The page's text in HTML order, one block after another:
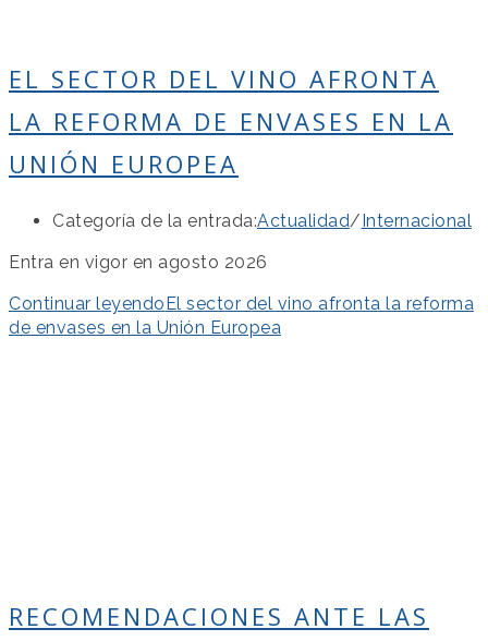
EL SECTOR DEL VINO AFRONTA
LA REFORMA DE ENVASES EN LA
UNIÓN EUROPEA
Categoría de la entrada:Actualidad/ Internacional
Entra en vigor en agosto 2026
Continuar leyendo El sector del vino afronta la reforma
de envases en la Unión Europea
RECOMENDACIONES ANTE LAS